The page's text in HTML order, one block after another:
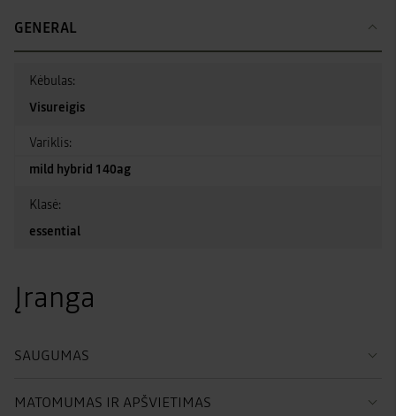
GENERAL
Kėbulas:
Visureigis
Variklis:
mild hybrid 140ag
Klasė:
essential
Įranga
SAUGUMAS
MATOMUMAS IR APŠVIETIMAS